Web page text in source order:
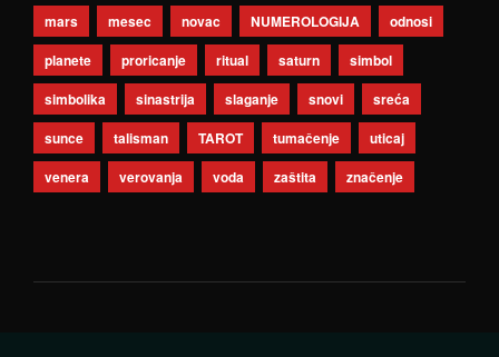
mars
mesec novac NUMEROLOGIJA
odnosi
planete
proricanje ritual saturn
simbol
simbolika
sinastrija slaganje snovi
sreća
sunce
talisman TAROT tumačenje
uticaj
venera
verovanja voda zaštita značenje